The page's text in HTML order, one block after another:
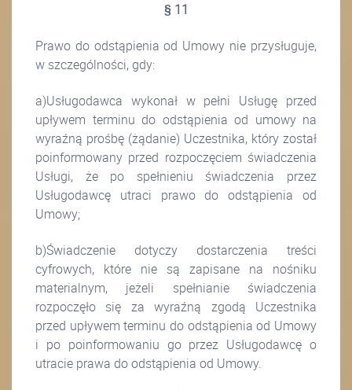
§ 11
Prawo do odstąpienia od Umowy nie przysługuje,
w szczególności, gdy:
a)Usługodawca wykonał w pełni Usługę przed
upływem terminu do odstąpienia od umowy na
wyraźną prośbę (żądanie) Uczestnika, który został
poinformowany przed rozpoczęciem świadczenia
Usługi, że po spełnieniu świadczenia przez
Usługodawcę utraci prawo do odstąpienia od
Umowy;
b)Świadczenie dotyczy dostarczenia treści
cyfrowych, które nie są zapisane na nośniku
materialnym, jeżeli spełnianie świadczenia
rozpoczęło się za wyraźną zgodą Uczestnika
przed upływem terminu do odstąpienia od Umowy
i po poinformowaniu go przez Usługodawcę o
utracie prawa do odstąpienia od Umowy.